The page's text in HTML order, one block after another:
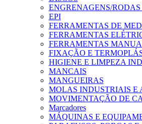
ENGRENAGENS/
EPI
FERRAMENTAS DE
FERRAMENTAS
FERRAMENTAS
FIXAÇÃO E
HIGIENE E LIMPEZA
MANCAIS
MANGUEIRAS
MOLAS INDUSTRIAIS E
MOVIMENTAÇÃO DE
Marcadores
MÁQUINAS E